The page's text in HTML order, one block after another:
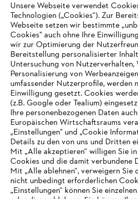
Unternehmen
Online Shop
IHR BROWSER WIRD
Unsere Webseite verwendet
Technologien („Cookies“). Zur
Webseite setzen wir bestimmte
Cookies" auch ohne Ihre
wir zur Optimierung der
Bereitstellung personalisierter
Untersuchung von
Personalisierung von
umfassender Nutzerprofile, werden
Einwilligung gesetzt. Cookies
(z.B. Google oder Tealium)
Ihre personenbezogenen Daten
Europäischen Wirtschaftsraums
„Einstellungen" und „Cookie
Details zu den von uns und Dritten
Mit „Alle akzeptieren“ willigen Sie
Cookies und die damit verbundene
Mit „Alle ablehnen“, verweigern Sie
nicht unbedingt erforderlichen
„Einstellungen“ können Sie